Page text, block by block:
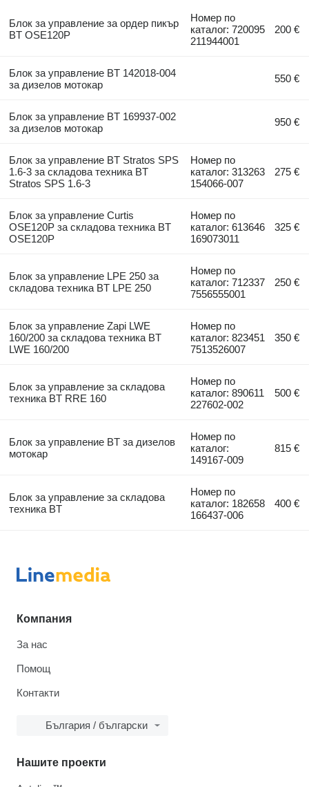
Блок за управление за ордер пикър
BT OSE120P
Номер по
каталог: 720095
211944001
200 €
Блок за управление BT 142018-004
за дизелов мотокар
550 €
Блок за управление BT 169937-002
за дизелов мотокар
950 €
Блок за управление BT Stratos SPS
1.6-3 за складова техника BT
Stratos SPS 1.6-3
Номер по
каталог: 313263
154066-007
275 €
Блок за управление Curtis
OSE120P за складова техника BT
OSE120P
Номер по
каталог: 613646
169073011
325 €
Блок за управление LPE 250 за
складова техника BT LPE 250
Номер по
каталог: 712337
7556555001
250 €
Блок за управление Zapi LWE
160/200 за складова техника BT
LWE 160/200
Номер по
каталог: 823451
7513526007
350 €
Блок за управление за складова
техника BT RRE 160
Номер по
каталог: 890611
227602-002
500 €
Блок за управление BT за дизелов
мотокар
Номер по
каталог:
149167-009
815 €
Блок за управление за складова
техника BT
Номер по
каталог: 182658
166437-006
400 €
Компания
За нас
Помощ
Контакти
България / български
Нашите проекти